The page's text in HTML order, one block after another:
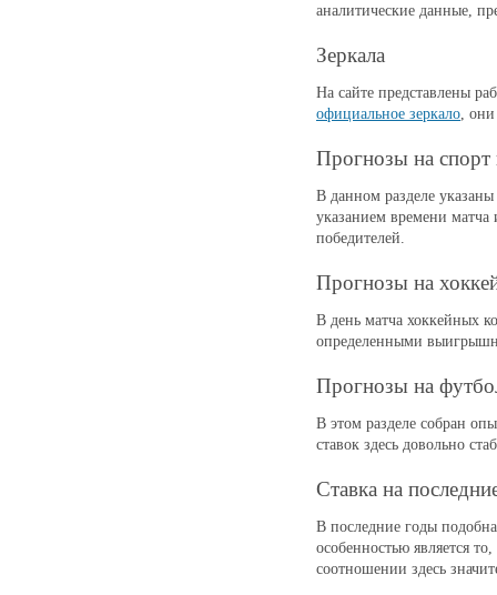
аналитические данные,
Зеркала
На сайте представлены
официальное зеркало ,
Прогнозы на спорт
В данном разделе
указанием времени
победителей.
Прогнозы на
В день матча хоккейных
определенными
Прогнозы на
В этом разделе собран
ставок здесь довольно
Ставка на
В последние годы
особенностью является
соотношении здесь